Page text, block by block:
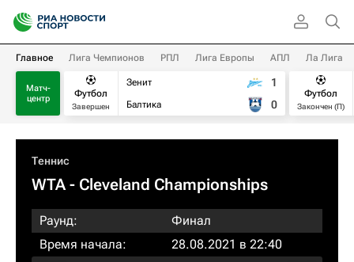
Главное Лига Чемпионов РПЛ Лига Европы АПЛ Ла Лига
Матч-
центр
Футбол
Завершен
Зенит
Балтика
1
0
Футбол
Закончен (П)
Теннис
WTA- Cleveland Championships
Раунд:
Финал
Время начала:
28.08.2021 в 22:40